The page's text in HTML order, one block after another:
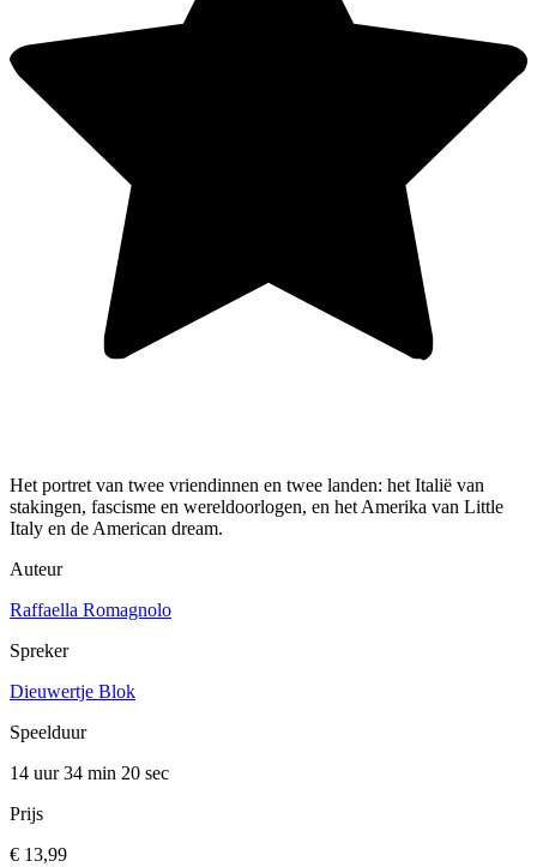
Het portret van twee vriendinnen en twee landen: het Italië van
stakingen, fascisme en wereldoorlogen, en het Amerika van Little
Italy en de American dream.
Auteur
Raffaella Romagnolo
Spreker
Dieuwertje Blok
Speelduur
14 uur 34 min 20 sec
Prijs
€ 13,99